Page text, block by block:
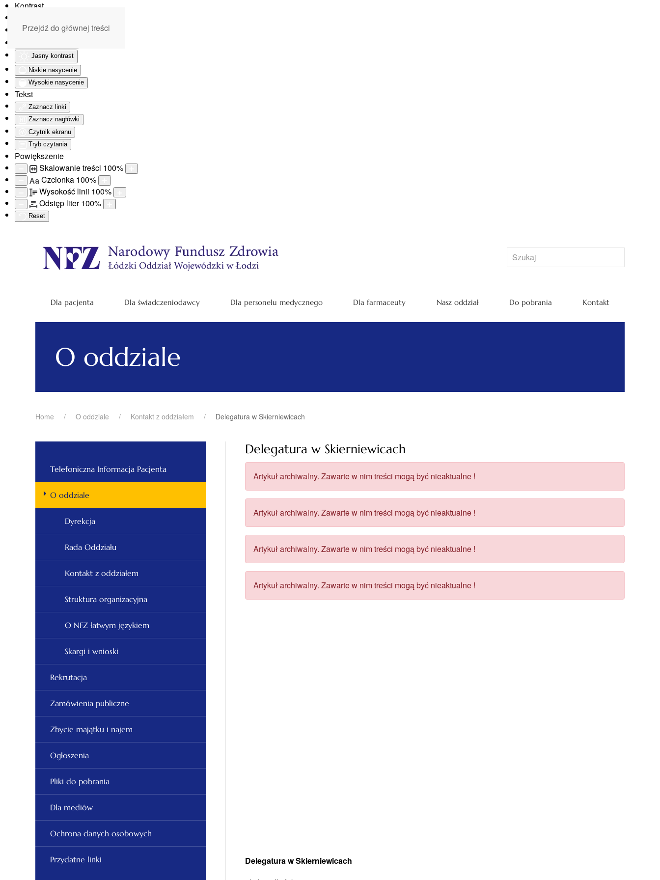
Kontrast
Monochromatyczny
Jasny kontrast
Niskie nasycenie
Wysokie nasycenie
Tekst
Zaznacz linki
Zaznacz nagłówki
Czytnik ekranu
Tryb czytania
Powiększenie
Skalowanie treści 100%
Aa Czcionka 100%
Wysokość linii 100%
Odstęp liter100%
Reset
Przejdź do głównej treści
Dla pacjenta Dla świadczeniodawcy Dla personelu medycznego Dla farmaceuty Nasz oddział Do pobrania Kontakt
O oddziale
Home O oddziale Kontakt z oddziałem Delegatura w Skierniewicach
Delegatura w Skierniewicach
Artykuł archiwalny. Zawarte w nim treści mogą być nieaktualne !
Artykuł archiwalny. Zawarte w nim treści mogą być nieaktualne !
Artykuł archiwalny. Zawarte w nim treści mogą być nieaktualne !
Artykuł archiwalny. Zawarte w nim treści mogą być nieaktualne !
Delegatura w Skierniewicach
Telefoniczna Informacja Pacjenta
O oddziale
Dyrekcja
Rada Oddziału
Kontakt z oddziałem
Struktura organizacyjna
O NFZ łatwym językiem
Skargi i wnioski
Rekrutacja
Zamówienia publiczne
Zbycie majątku i najem
Ogłoszenia
Pliki do pobrania
Dla mediów
Ochrona danych osobowych
Przydatne linki